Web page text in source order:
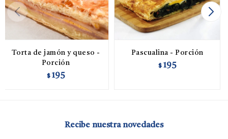
Torta de jamón y queso -
Porción
$ 195
Pascualina - Porción
$ 195
Recibe nuestra novedades